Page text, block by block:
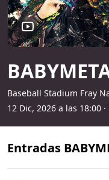
12 Dic, 2026 a las 18:00
Baseball Stadium Fray
Entradas